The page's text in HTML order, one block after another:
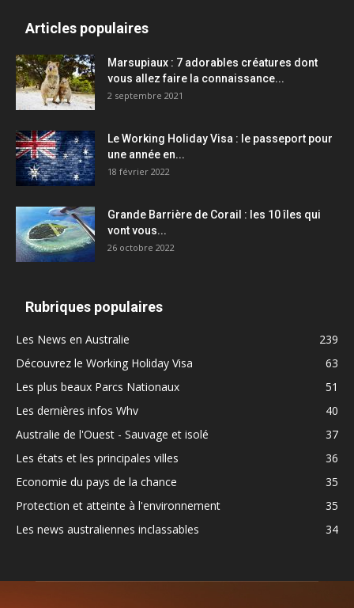
Articles populaires
Marsupiaux : 7 adorables créatures dont
vous allez faire la connaissance...
2 septembre 2021
Le Working Holiday Visa : le passeport pour
une année en...
18 février 2022
Grande Barrière de Corail : les 10 îles qui
vont vous...
26 octobre 2022
Rubriques populaires
Les News en Australie
239
Découvrez le Working Holiday Visa
63
Les plus beaux Parcs Nationaux
51
Les dernières infos Whv
40
Australie de l'Ouest - Sauvage et isolé
37
Les états et les principales villes
36
Economie du pays de la chance
35
Protection et atteinte à l'environnement
35
Les news australiennes inclassables
34